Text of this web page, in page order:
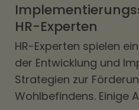
HR-Experten
HR-Experten spielen
der Entwicklung und
Strategien zur
Wohlbefindens. Einige